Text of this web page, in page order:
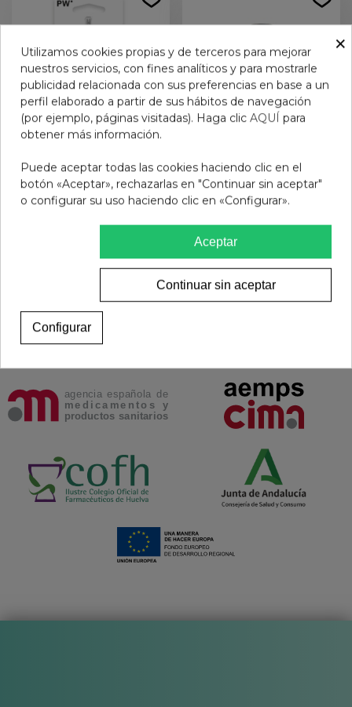
QUITA CUTICULAS
Pharma Woo oow
Laca de uñas Mia NUDE
8133N
Añadir al carrito
×
Utilizamos cookies propias y de terceros para mejorar
nuestros servicios, con fines analíticos y para mostrarle
publicidad relacionada con sus preferencias en base a un
perfil elaborado a partir de sus hábitos de navegación
(por ejemplo, páginas visitadas). Haga clic AQUÍ para
obtener más información.
Puede aceptar todas las cookies haciendo clic en el
botón «Aceptar», rechazarlas en "Continuar sin aceptar"
o configurar su uso haciendo clic en «Configurar».
Aceptar
Continuar sin aceptar
Configurar